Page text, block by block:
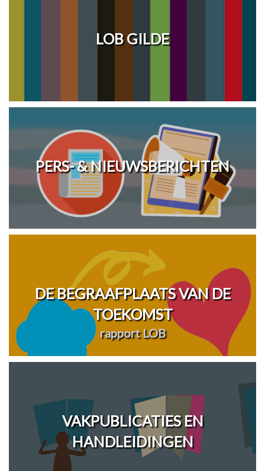
LOB GILDE
PERS- & NIEUWSBERICHTEN
DE BEGRAAFPLAATS VAN DE
TOEKOMST
rapport LOB
VAKPUBLICATIES EN
HANDLEIDINGEN